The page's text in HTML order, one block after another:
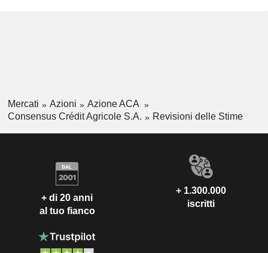
Mercati Azioni
Azione ACA
Consensus Crédit Agricole S.A.
Revisioni delle Stime
+ di 20 anni
al tuo fianco
+ 1.300.000
iscritti